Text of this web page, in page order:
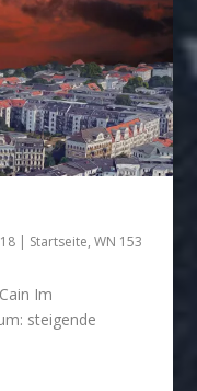
| Startseite,WN 153
Im
steigende